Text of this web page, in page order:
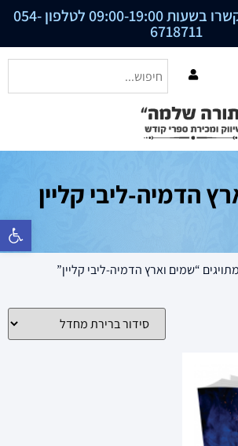
פתח סרגל
19:00 לטלפון 054-
6718711
הדמיה-ליבי קליין
“שמים וארץ הדמיה-ליבי קליין”